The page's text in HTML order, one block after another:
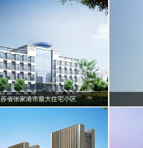
省张家港市最大住宅小区